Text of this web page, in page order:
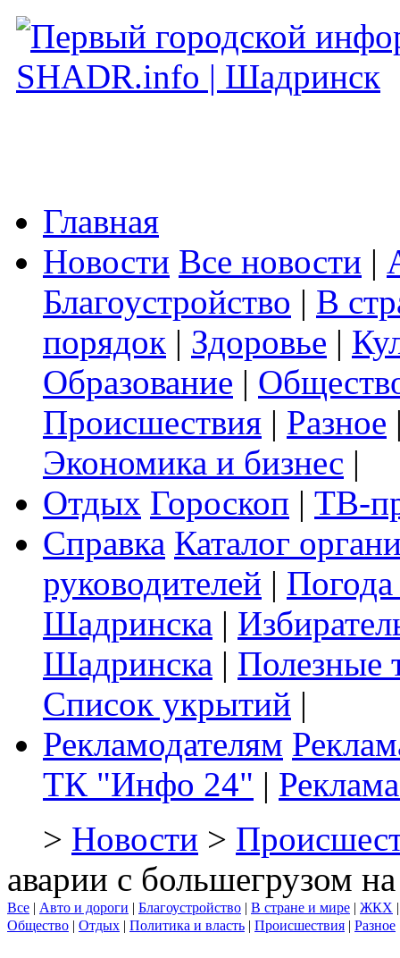
Главная
Новости Все новости |
Благоустройство | В
порядок | Здоровье |
Образование |
Происшествия | Разное
Экономика и бизнес |
Отдых Гороскоп | ТВ-
Справка Каталог
руководителей |
Шадринска |
Шадринска | Полезные
Список укрытий |
Рекламодателям
ТК "Инфо 24" |
> Новости >
аварии с большегрузом
Все | Авто и дороги | Благоустройство | В стране и мире | ЖКХ
Общество | Отдых | Политика и власть | Происшествия | Разное